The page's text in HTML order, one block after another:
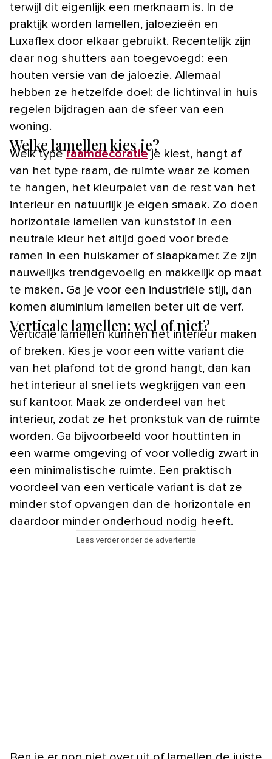
terwijl dit eigenlijk een merknaam is. In de
praktijk worden lamellen, jaloezieën en
Luxaflex door elkaar gebruikt. Recentelijk zijn
daar nog shutters aan toegevoegd: een
houten versie van de jaloezie. Allemaal
hebben ze hetzelfde doel: de lichtinval in huis
regelen bijdragen aan de sfeer van een
woning.
Welke lamellen kies je?
Welk typeraamdecoratieje kiest, hangt af
van het type raam, de ruimte waar ze komen
te hangen, het kleurpalet van de rest van het
interieur en natuurlijk je eigen smaak. Zo doen
horizontale lamellen van kunststof in een
neutrale kleur het altijd goed voor brede
ramen in een huiskamer of slaapkamer. Ze zijn
nauwelijks trendgevoelig en makkelijk op maat
te maken. Ga je voor een industriële stijl, dan
komen aluminium lamellen beter uit de verf.
Verticale lamellen: wel of niet?
Verticale lamellen kunnen het interieur maken
of breken. Kies je voor een witte variant die
van het plafond tot de grond hangt, dan kan
het interieur al snel iets wegkrijgen van een
suf kantoor. Maak ze onderdeel van het
interieur, zodat ze het pronkstuk van de ruimte
worden. Ga bijvoorbeeld voor houttinten in
een warme omgeving of voor volledig zwart in
een minimalistische ruimte. Een praktisch
voordeel van een verticale variant is dat ze
minder stof opvangen dan de horizontale en
daardoor minder onderhoud nodig heeft.
Lees verder onder de advertentie